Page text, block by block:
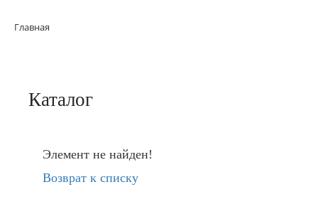
Главная
Каталог
Элемент не найден!
Возврат к списку